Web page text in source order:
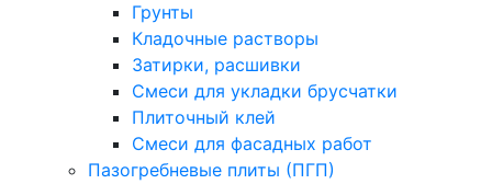
Грунты
Кладочные растворы
Затирки, расшивки
Смеси для укладки брусчатки
Плиточный клей
Смеси для фасадных работ
Пазогребневые плиты (ПГП)